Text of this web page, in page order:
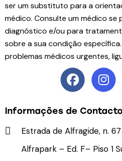
ser um substituto para a
médico. Consulte um médico se
diagnóstico e/ou para
sobre a sua condição
problemas médicos urgentes,
Informações de Contacto
Estrada de Alfragide, n. 67
Alfrapark – Ed. F– Piso 1